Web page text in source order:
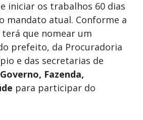
iniciar os trabalhos 60 dias
mandato atual. Conforme a
terá que nomear um
prefeito, da Procuradoria
e das secretarias de
Governo, Fazenda,
para participar do